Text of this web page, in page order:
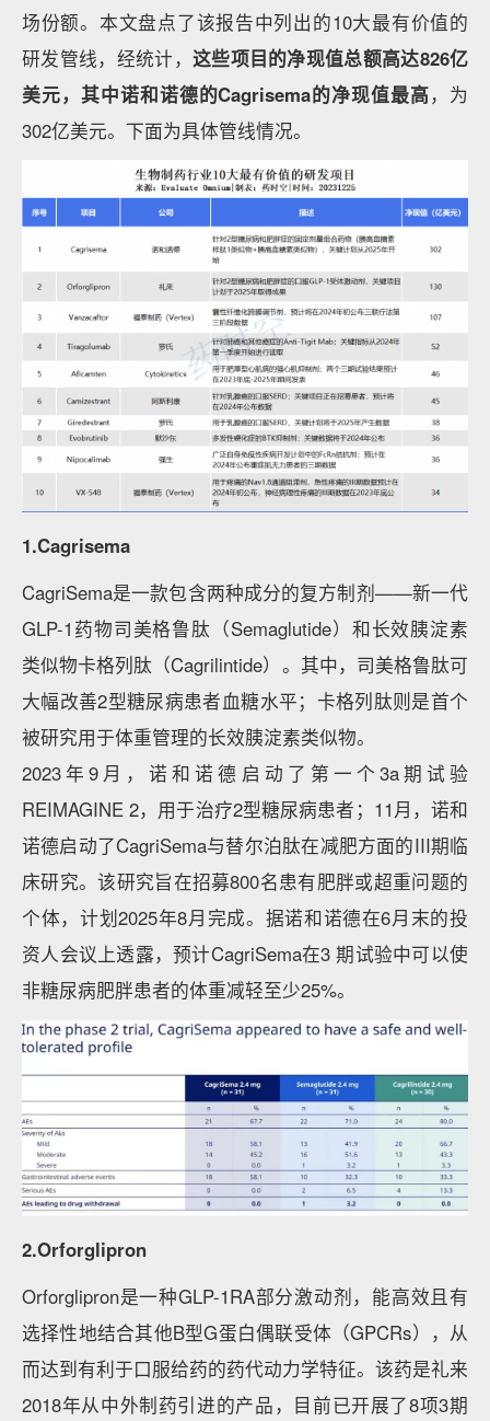
场份额。本文盘点了该报告中列出的10大最有价值的
研发管线，经统计， 这些项目的净现值总额高达826亿
美元，其中诺和诺德的Cagrisema的净现值最高，为
302亿美元。下面为具体管线情况。
1.Cagrisema
CagriSema是一款包含两种成分的复方制剂——新一代
GLP-1药物司美格鲁肽（Semaglutide）和长效胰淀素
类似物卡格列肽（Cagrilintide）。其中，司美格鲁肽可
大幅改善2型糖尿病患者血糖水平；卡格列肽则是首个
被研究用于体重管理的长效胰淀素类似物。
2023年9月，诺和诺德启动了第一个3a期试验
REIMAGINE 2，用于治疗2型糖尿病患者；11月，诺和
诺德启动了CagriSema与替尔泊肽在减肥方面的III期临
床研究。该研究旨在招募800名患有肥胖或超重问题的
个体，计划2025年8月完成。据诺和诺德在6月末的投
资人会议上透露，预计CagriSema在3 期试验中可以使
非糖尿病肥胖患者的体重减轻至少25%。
2.Orforglipron
Orforglipron是一种GLP-1RA部分激动剂，能高效且有
选择性地结合其他B型G蛋白偶联受体（GPCRs），从
而达到有利于口服给药的药代动力学特征。该药是礼来
2018年从中外制药引进的产品，目前已开展了8项3期